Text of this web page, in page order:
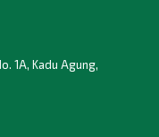
1A, Kadu Agung,